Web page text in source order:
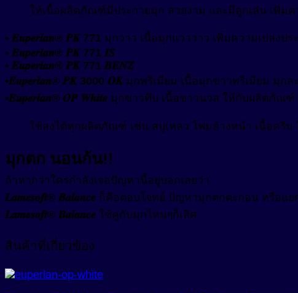
ให้เนื้อผลิตภัณฑ์มีประกายมุก สวยงาม และมีลูกเล่น เพิ่ม
• 𝑬𝒖𝒑𝒆𝒓𝒍𝒂𝒏® 𝑷𝑲 771 มุกวาว เนื้อมุกแวววาว เพิ่มความเปล่งปร
• 𝑬𝒖𝒑𝒆𝒓𝒍𝒂𝒏® 𝑷𝑲 771 𝑰𝑺
• 𝑬𝒖𝒑𝒆𝒓𝒍𝒂𝒏® 𝑷𝑲 771 𝑩𝑬𝑵𝒁
•𝑬𝒖𝒑𝒆𝒓𝒍𝒂𝒏® 𝑷𝑲 3000 𝑶𝑲มุกพรีเมี่ยม เนื้อมุกขาวพรีเมียม มุกละ
•𝑬𝒖𝒑𝒆𝒓𝒍𝒂𝒏® 𝑶𝑷 𝑾𝒉𝒊𝒕𝒆 มุกขาวทึบ เนื้อขาวนวล ให้กับผลิตภัณฑ์
ใช้ลงได้ทุกผลิตภัณฑ์ เช่น สบู่เหลว โฟมล้างหน้า เนื้อครี
มุกตก นอนก้น!!
ถ้าหากว่าใครกำลังเจอปัญหานี้อยู่บอกเลยว่า
𝑳𝒂𝒎𝒆𝒔𝒐𝒇𝒕® 𝑩𝒂𝒍𝒂𝒏𝒄𝒆 ก็คือตอบโจทย์ ปัญหามุกตกตะกอน หรือแย
𝑳𝒂𝒎𝒆𝒔𝒐𝒇𝒕® 𝑩𝒂𝒍𝒂𝒏𝒄𝒆 ใช้คู่กับมุกไหนๆก็เลิศ
สินค้าที่เกี่ยวข้อง